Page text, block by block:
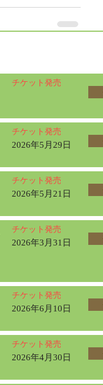
チケット発売
チケット発売
2026年5月29日
チケット発売
2026年5月21日
チケット発売
2026年3月31日
チケット発売
2026年6月10日
チケット発売
2026年4月30日